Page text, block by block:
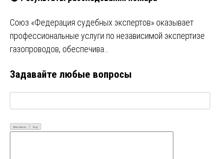
Союз «Федерация судебных экспертов» оказывает
профессиональные услуги по независимой экспертизе
газопроводов, обеспечива…
Задавайте любые вопросы
Визуально Код